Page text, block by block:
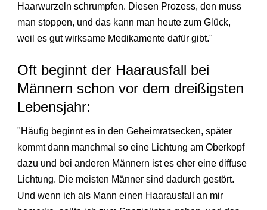
Haarwurzeln schrumpfen. Diesen Prozess, den muss
man stoppen, und das kann man heute zum Glück,
weil es gut wirksame Medikamente dafür gibt."
Oft beginnt der Haarausfall bei
Männern schon vor dem dreißigsten
Lebensjahr:
"Häufig beginnt es in den Geheimratsecken, später
kommt dann manchmal so eine Lichtung am Oberkopf
dazu und bei anderen Männern ist es eher eine diffuse
Lichtung. Die meisten Männer sind dadurch gestört.
Und wenn ich als Mann einen Haarausfall an mir